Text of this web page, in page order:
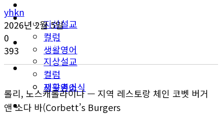
지상설교
컬럼
생활영어
미국뉴스
지구촌소식
동남부
이민뉴스
오피니언
지상설교
컬럼
생활영어
미국뉴스
yhkn
2026년 2월 5일
0
393
롤리, 노스캐롤라이나 — 지역 레스토랑 체인 코벳 버거
앤 소다 바(Corbett’s Burgers